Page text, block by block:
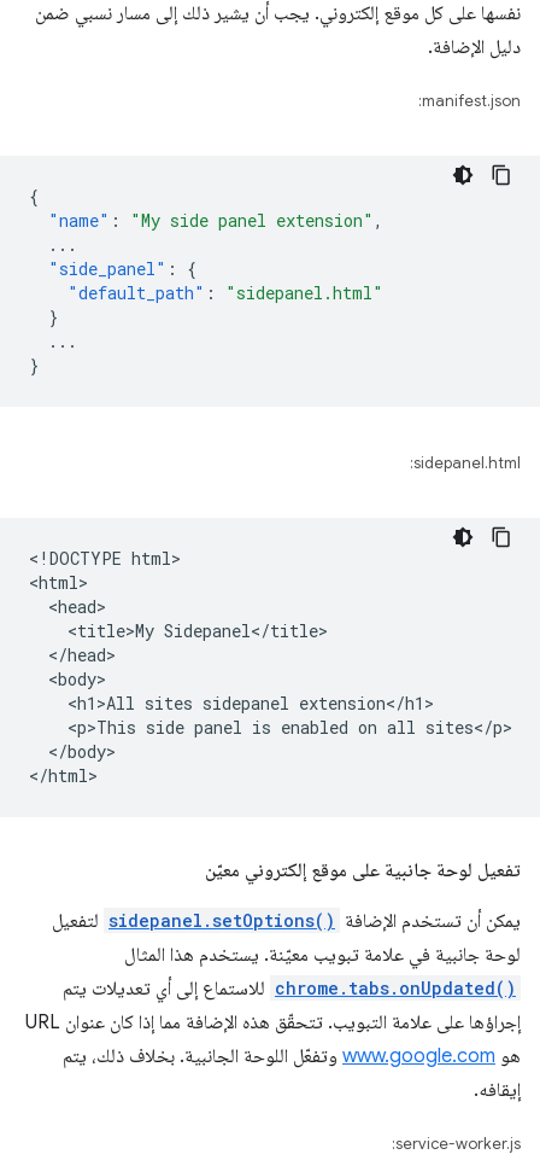
نفسها على كل موقع إلكتروني. يجب أن يشير ذلك إلى مسار نسبي ضمن
دليل الإضافة.
manifest.json:
{
"name" : "My side panel extension" ,
...
"side_panel" :
{
"default_path" :
"sidepanel.html"
}
...
}
sidepanel.html:
<!DOCTYPE html>
<html>
  <head>
    <title>My Sidepanel</title>
  </head>
  <body>
    <h1>All sites sidepanel extension</h1>
    <p>This side panel is enabled on all sites</p>
  </body>
تفعيل لوحة جانبية على موقع إلكتروني معيّن
يمكن أن تستخدم الإضافة sidepanel.setOptions() لتفعيل
لوحة جانبية في علامة تبويب معيّنة. يستخدم هذا المثال
chrome.tabs.onUpdated() للاستماع إلى أي تعديلات يتم
إجراؤها على علامة التبويب. تتحقّق هذه الإضافة مما إذا كان عنوان URL
هو www.google.com وتفعّل اللوحة الجانبية. بخلاف ذلك، يتم
إيقافه.
service-worker.js: